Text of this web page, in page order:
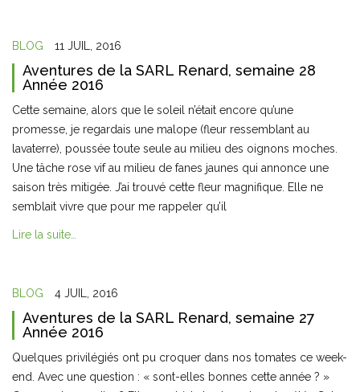
BLOG 11 JUIL, 2016
Aventures de la SARL Renard, semaine 28
Année 2016
Cette semaine, alors que le soleil n’était encore qu’une
promesse, je regardais une malope (fleur ressemblant au
lavaterre), poussée toute seule au milieu des oignons moches.
Une tâche rose vif au milieu de fanes jaunes qui annonce une
saison très mitigée. J’ai trouvé cette fleur magnifique. Elle ne
semblait vivre que pour me rappeler qu’il
Lire la suite…
BLOG 4 JUIL, 2016
Aventures de la SARL Renard, semaine 27
Année 2016
Quelques privilégiés ont pu croquer dans nos tomates ce week-
end. Avec une question : « sont-elles bonnes cette année ? »